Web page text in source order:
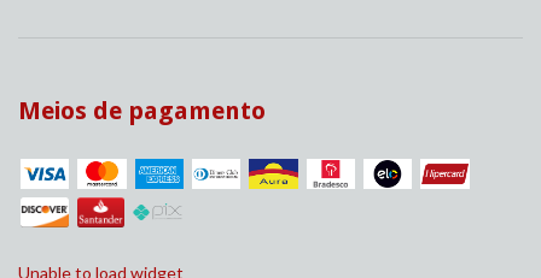
Meios de pagamento
Unable to load widget